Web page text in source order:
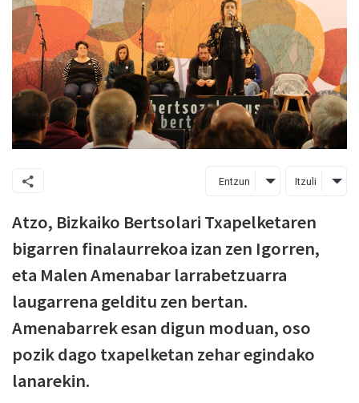
Entzun Itzuli
Atzo, Bizkaiko Bertsolari Txapelketaren
bigarren finalaurrekoa izan zen Igorren,
eta Malen Amenabar larrabetzuarra
laugarrena gelditu zen bertan.
Amenabarrek esan digun moduan, oso
pozik dago txapelketan zehar egindako
lanarekin.